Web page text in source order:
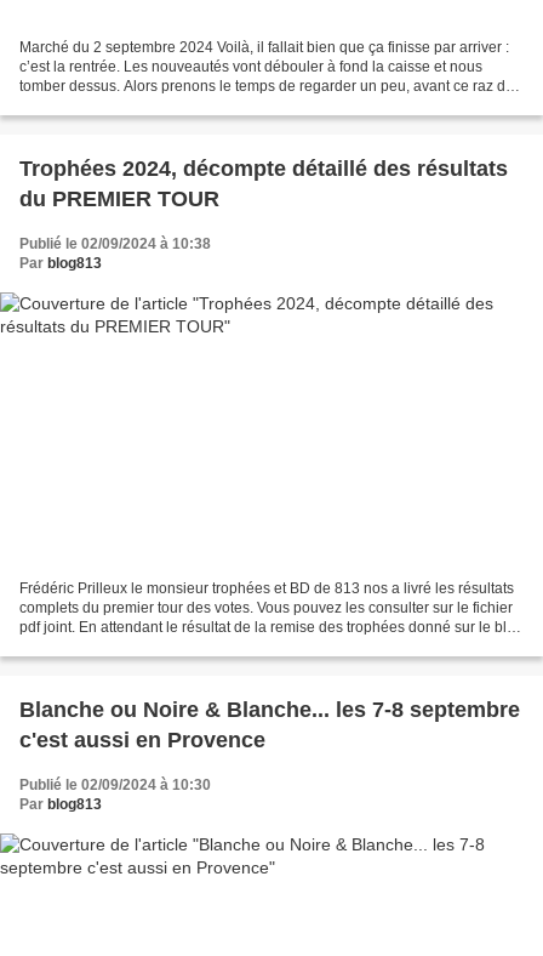
Marché du 2 septembre 2024 Voilà, il fallait bien que ça finisse par arriver :
c’est la rentrée. Les nouveautés vont débouler à fond la caisse et nous
tomber dessus. Alors prenons le temps de regarder un peu, avant ce raz de
Trophées 2024, décompte détaillé des résultats
du PREMIER TOUR
Publié le 02/09/2024 à 10:38
Par blog813
Frédéric Prilleux le monsieur trophées et BD de 813 nos a livré les résultats
complets du premier tour des votes. Vous pouvez les consulter sur le fichier
pdf joint. En attendant le résultat de la remise des trophées donné sur le blog
Blanche ou Noire & Blanche... les 7-8 septembre
c'est aussi en Provence
Publié le 02/09/2024 à 10:30
Par blog813